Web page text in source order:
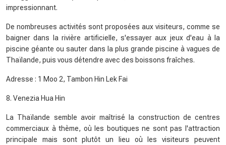
impressionnant.
De nombreuses activités sont proposées aux visiteurs, comme se
baigner dans la rivière artificielle, s'essayer aux jeux d'eau à la
piscine géante ou sauter dans la plus grande piscine à vagues de
Thaïlande, puis vous détendre avec des boissons fraîches.
Adresse : 1 Moo 2, Tambon Hin Lek Fai
8. Venezia Hua Hin
La Thaïlande semble avoir maîtrisé la construction de centres
commerciaux à thème, où les boutiques ne sont pas l'attraction
principale mais sont plutôt un lieu où les visiteurs peuvent